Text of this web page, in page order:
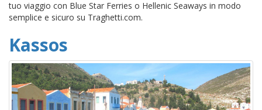
tuo viaggio con Blue Star Ferries o Hellenic Seaways in modo
semplice e sicuro su Traghetti.com.
Kassos